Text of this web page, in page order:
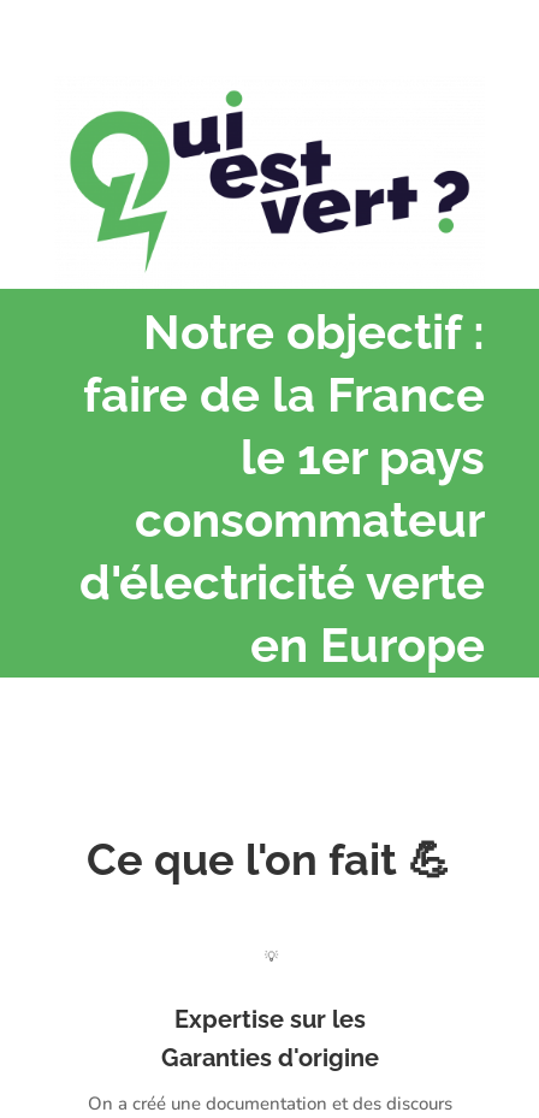
Notre objectif :
faire de la France
le 1er pays
consommateur
d'électricité verte
en Europe
Ce que l'on fait 💪
💡
Expertise sur les
Garanties d'origine
On a créé une documentation et des discours